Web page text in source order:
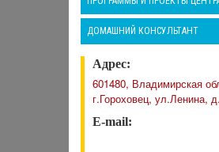
ДОМАШНИЙ КОНСУЛЬТАНТ
Адрес:
601480, Владимирская
г.Гороховец, ул.Ленина,
E-mail: